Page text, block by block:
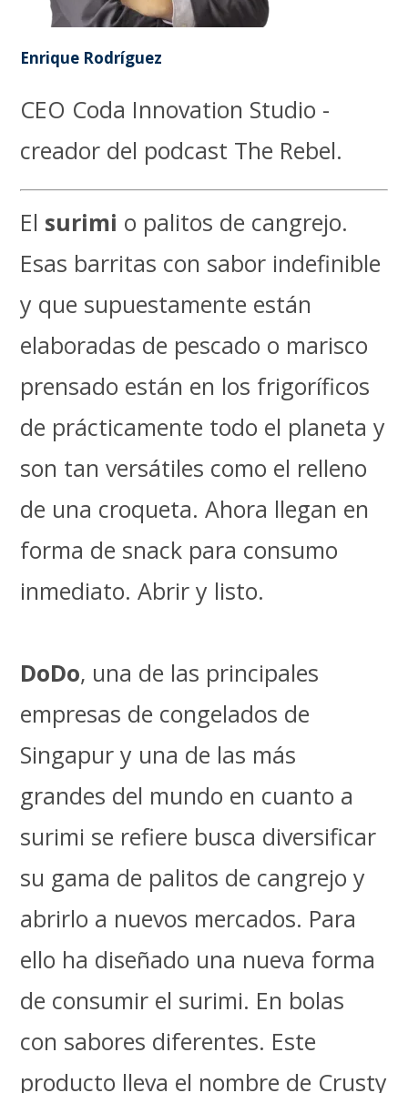
Enrique Rodríguez
CEO Coda Innovation Studio -
creador del podcast The Rebel.
El surimi o palitos de cangrejo.
Esas barritas con sabor indefinible
y que supuestamente están
elaboradas de pescado o marisco
prensado están en los frigoríficos
de prácticamente todo el planeta y
son tan versátiles como el relleno
de una croqueta. Ahora llegan en
forma de snack para consumo
inmediato. Abrir y listo.
DoDo, una de las principales
empresas de congelados de
Singapur y una de las más
grandes del mundo en cuanto a
surimi se refiere busca diversificar
su gama de palitos de cangrejo y
abrirlo a nuevos mercados. Para
ello ha diseñado una nueva forma
de consumir el surimi. En bolas
con sabores diferentes. Este
producto lleva el nombre de Crusty